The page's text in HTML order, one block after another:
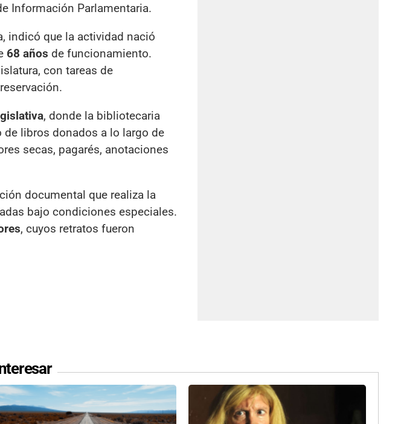
Información Parlamentaria.
indicó que la actividad nació
68 años de funcionamiento.
con tareas de
, donde la bibliotecaria
libros donados a lo largo de
secas, pagarés, anotaciones
documental que realiza la
bajo condiciones especiales.
, cuyos retratos fueron